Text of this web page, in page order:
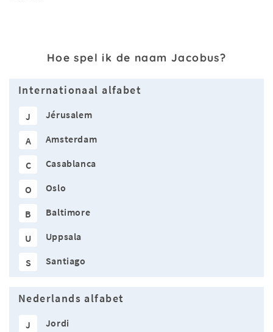
Hoe spel ik de naam Jacobus?
Internationaal alfabet
J Jérusalem
A Amsterdam
C Casablanca
O Oslo
B Baltimore
U Uppsala
S Santiago
Nederlands alfabet
J Jordi